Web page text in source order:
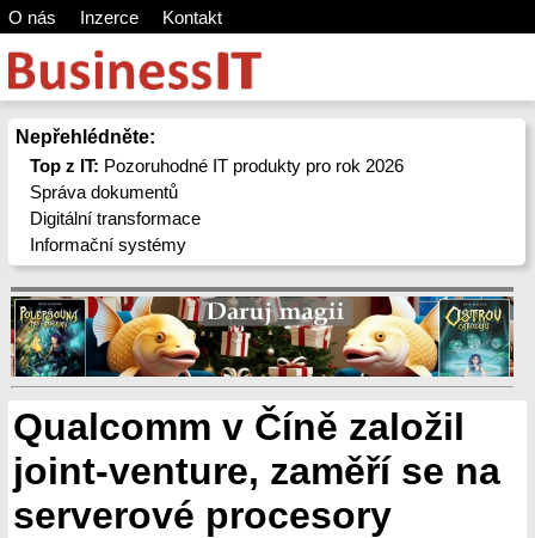
O nás Inzerce Kontakt
Nepřehlédněte:
Top z IT: Pozoruhodné IT produkty pro rok 2026
Správa dokumentů
Digitální transformace
Informační systémy
Qualcomm v Číně založil
joint-venture, zaměří se na
serverové procesory